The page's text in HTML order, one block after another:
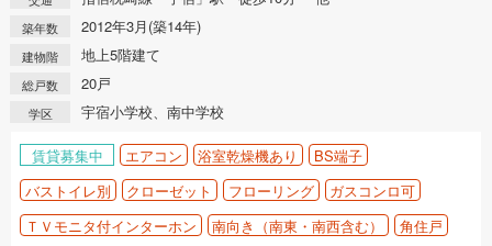
築年数 2012年3月(築14年)
建物階 地上5階建て
総戸数 20戸
学区 宇宿小学校、南中学校
賃貸募集中 エアコン 浴室乾燥機あり
BS端子
バストイレ別
クローゼット フローリング
ガスコンロ可
ＴＶモニタ付インターホン
南向き（南東・南西含む）
角住戸